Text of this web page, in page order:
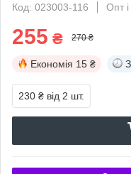
Код: 023003-116
Опт і
255 ₴ 270 ₴
Економія 15 ₴
230 ₴ від 2 шт.